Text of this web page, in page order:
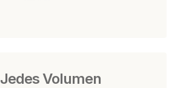
Jedes Volumen